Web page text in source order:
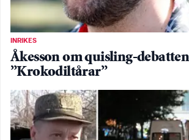
INRIKES
Åkesson om quisling-
”Krokodiltårar”